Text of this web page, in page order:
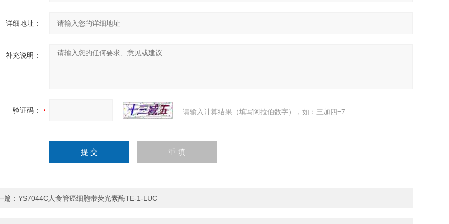
详细地址：
补充说明：
验证码： 请输入计算结果（填写阿拉伯数字），如：三加四=7
篇： YS7044C人食管癌细胞带荧光素酶TE-1-LUC